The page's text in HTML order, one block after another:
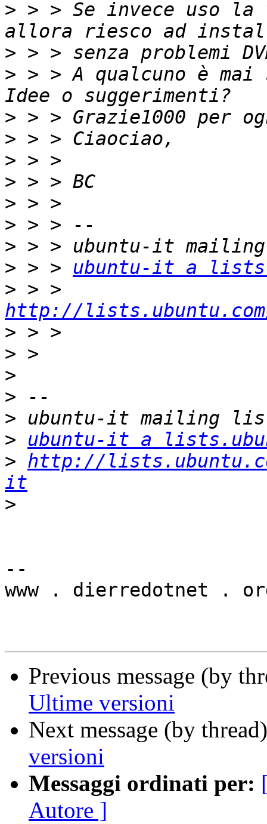
> > > Se invece uso la
>
> > > A qualcuno è mai
>
>
>
>
>
>
>
> > > ubuntu-it a
>
http://
>
>
>
>
>
>
ubuntu-it a
> http://
it
>
--
www . dierredotnet .
Previous message (by
Ultime versioni
Next message (by
versioni
Messaggi ordinati per:
Autore ]